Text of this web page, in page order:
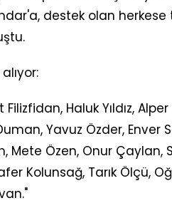
destek olan herkese
Haluk Yıldız,
Yavuz Özder, Enver
Mete Özen, Onur Çaylan,
Kolunsağ, Tarık Ölçü,